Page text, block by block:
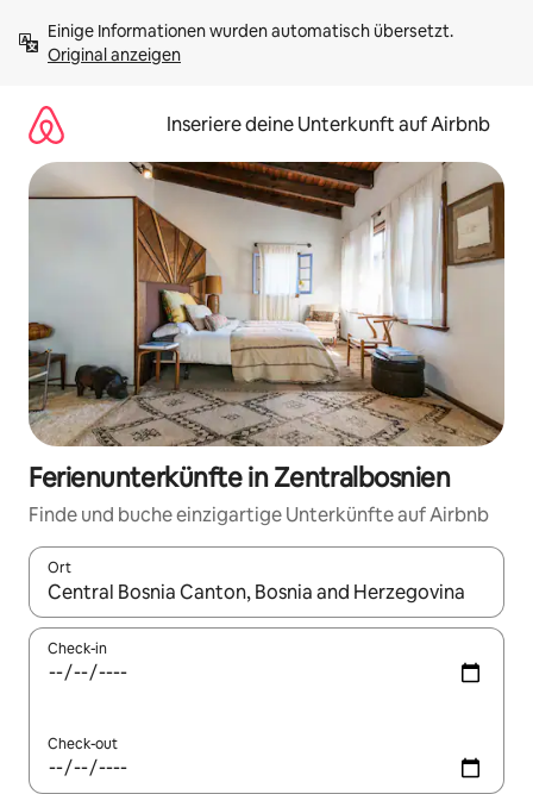
Inhalten
springenOriginal anzeigen
Inseriere deine Unterkunft auf Airbnb
Ferienunterkünfte in Zentralbosnien
Finde und buche einzigartige Unterkünfte auf Airbnb
Ort
Wenn Ergebnisse verfügbar sind, navigiere mit den
Check-in
Check-out